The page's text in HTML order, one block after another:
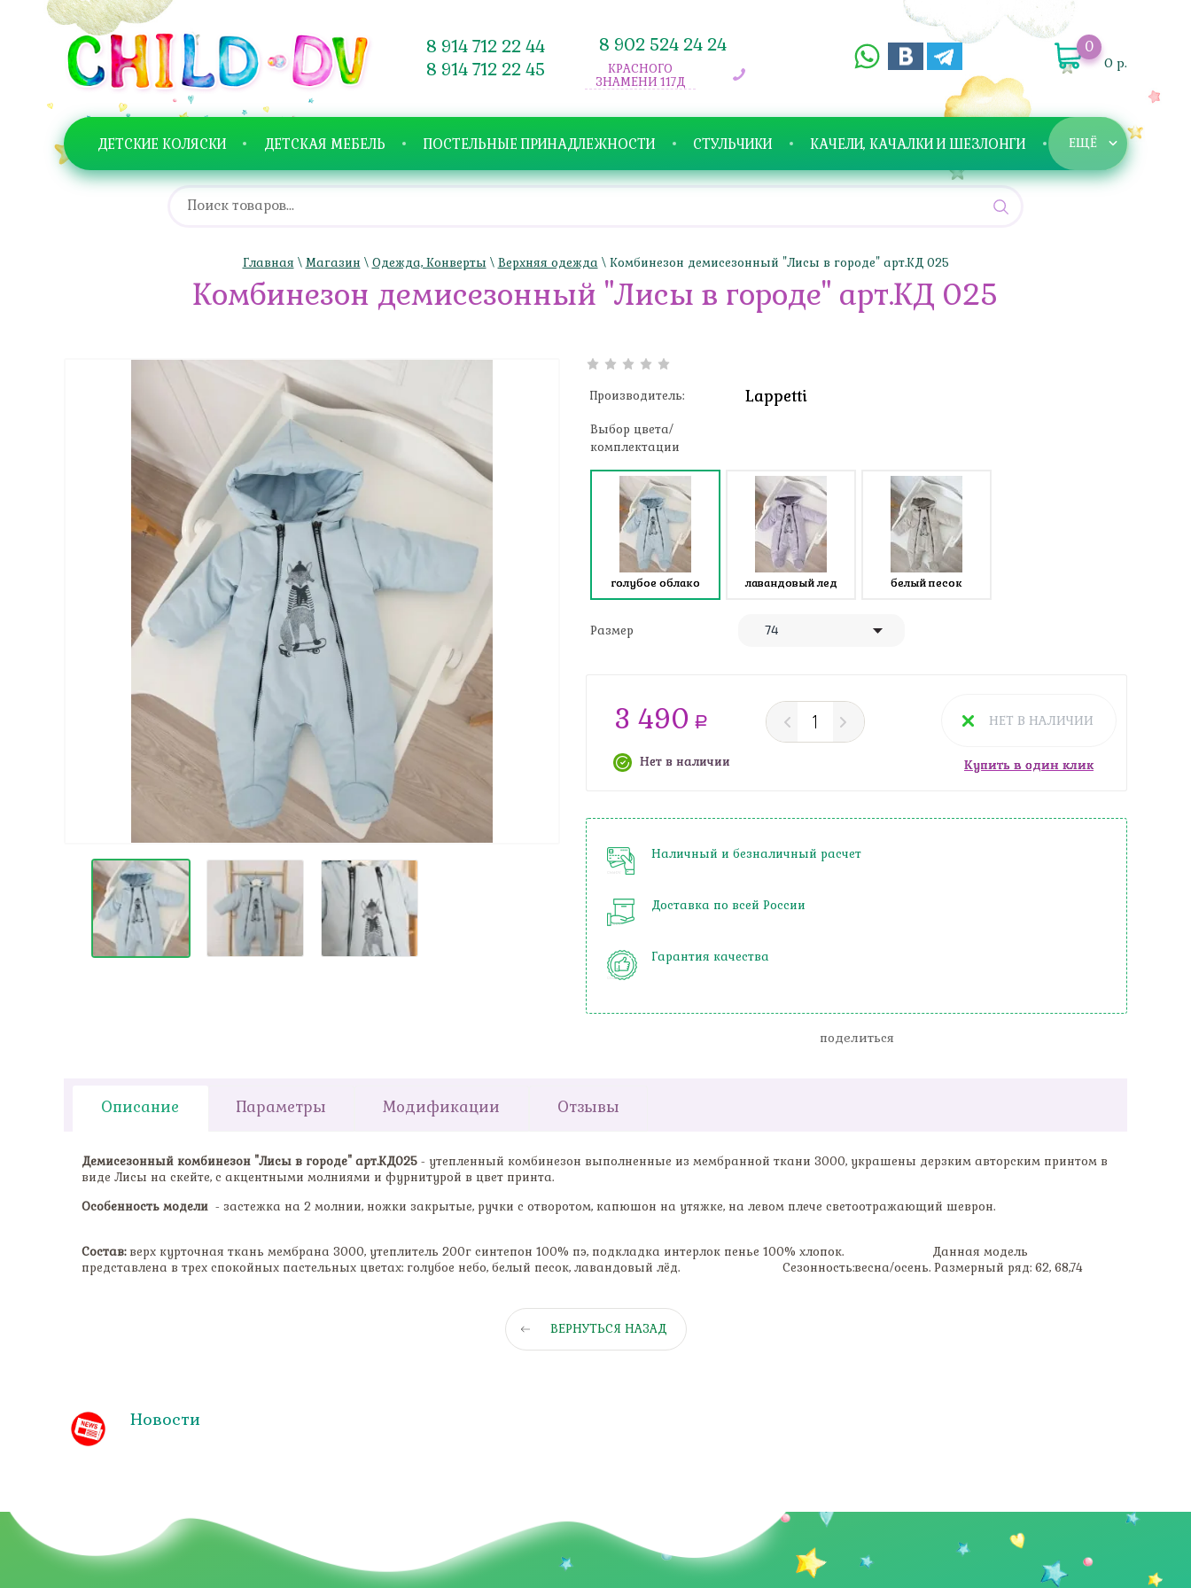
8 914 712 22 44
8 914 712 22 45
8 902 524 24 24
КРАСНОГО
ЗНАМЕНИ 117Д
0
0 р.
ДЕТСКИЕ КОЛЯСКИ ДЕТСКАЯ МЕБЕЛЬ ПОСТЕЛЬНЫЕ ПРИНАДЛЕЖНОСТИ СТУЛЬЧИКИ КАЧЕЛИ, КАЧАЛКИ И ШЕЗЛОНГИ ЕЩЁ
Главная \ Магазин \ Одежда, Конверты \ Верхняя одежда\ Комбинезон демисезонный "Лисы в городе" арт.КД 025
Комбинезон демисезонный "Лисы в городе" арт.КД 025
Производитель: Lappetti
Выбор цвета/
комплектации
голубое облако лавандовый лед белый песок
Размер
3 490 a
Нет в наличии
НЕТ В НАЛИЧИИ
Купить в один клик
Наличный и безналичный расчет
Доставка по всей России
Гарантия качества
поделиться
Описание Параметры Модификации Отзывы
Демисезонный комбинезон "Лисы в городе" арт.КД025 - утепленный комбинезон выполненные из мембранной ткани 3000, украшены дерзким авторским принтом в
виде Лисы на скейте, с акцентными молниями и фурнитурой в цвет принта.
Особенность модели - застежка на 2 молнии, ножки закрытые, ручки с отворотом, капюшон на утяжке, на левом плече светоотражающий шеврон.
Состав:верх курточная ткань мембрана 3000, утеплитель 200г синтепон 100% пэ, подкладка интерлок пенье 100% хлопок. Данная модель
представлена в трех спокойных пастельных цветах: голубое небо, белый песок, лавандовый лёд. Сезонность:весна/осень. Размерный ряд: 62, 68,74
ВЕРНУТЬСЯ НАЗАД
Новости